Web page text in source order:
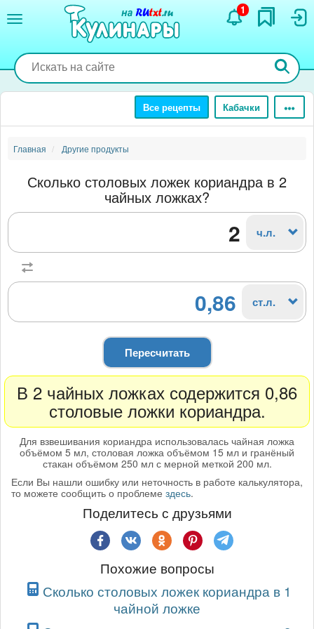
содержанию
1
Все рецепты Кабачки
Главная Другие продукты
Сколько столовых ложек кориандра в 2
чайных ложках?
ч.л.
0,86 ст.л.
Пересчитать
В 2 чайных ложках содержится 0,86
столовые ложки кориандра.
Для взвешивания кориандра использовалась чайная ложка
объёмом 5 мл, столовая ложка объёмом 15 мл и гранёный
стакан объёмом 250 мл с мерной меткой 200 мл.
Если Вы нашли ошибку или неточность в работе калькулятора,
то можете сообщить о проблеме здесь.
Поделитесь с друзьями
Похожие вопросы
Сколько столовых ложек кориандра в 1
чайной ложке